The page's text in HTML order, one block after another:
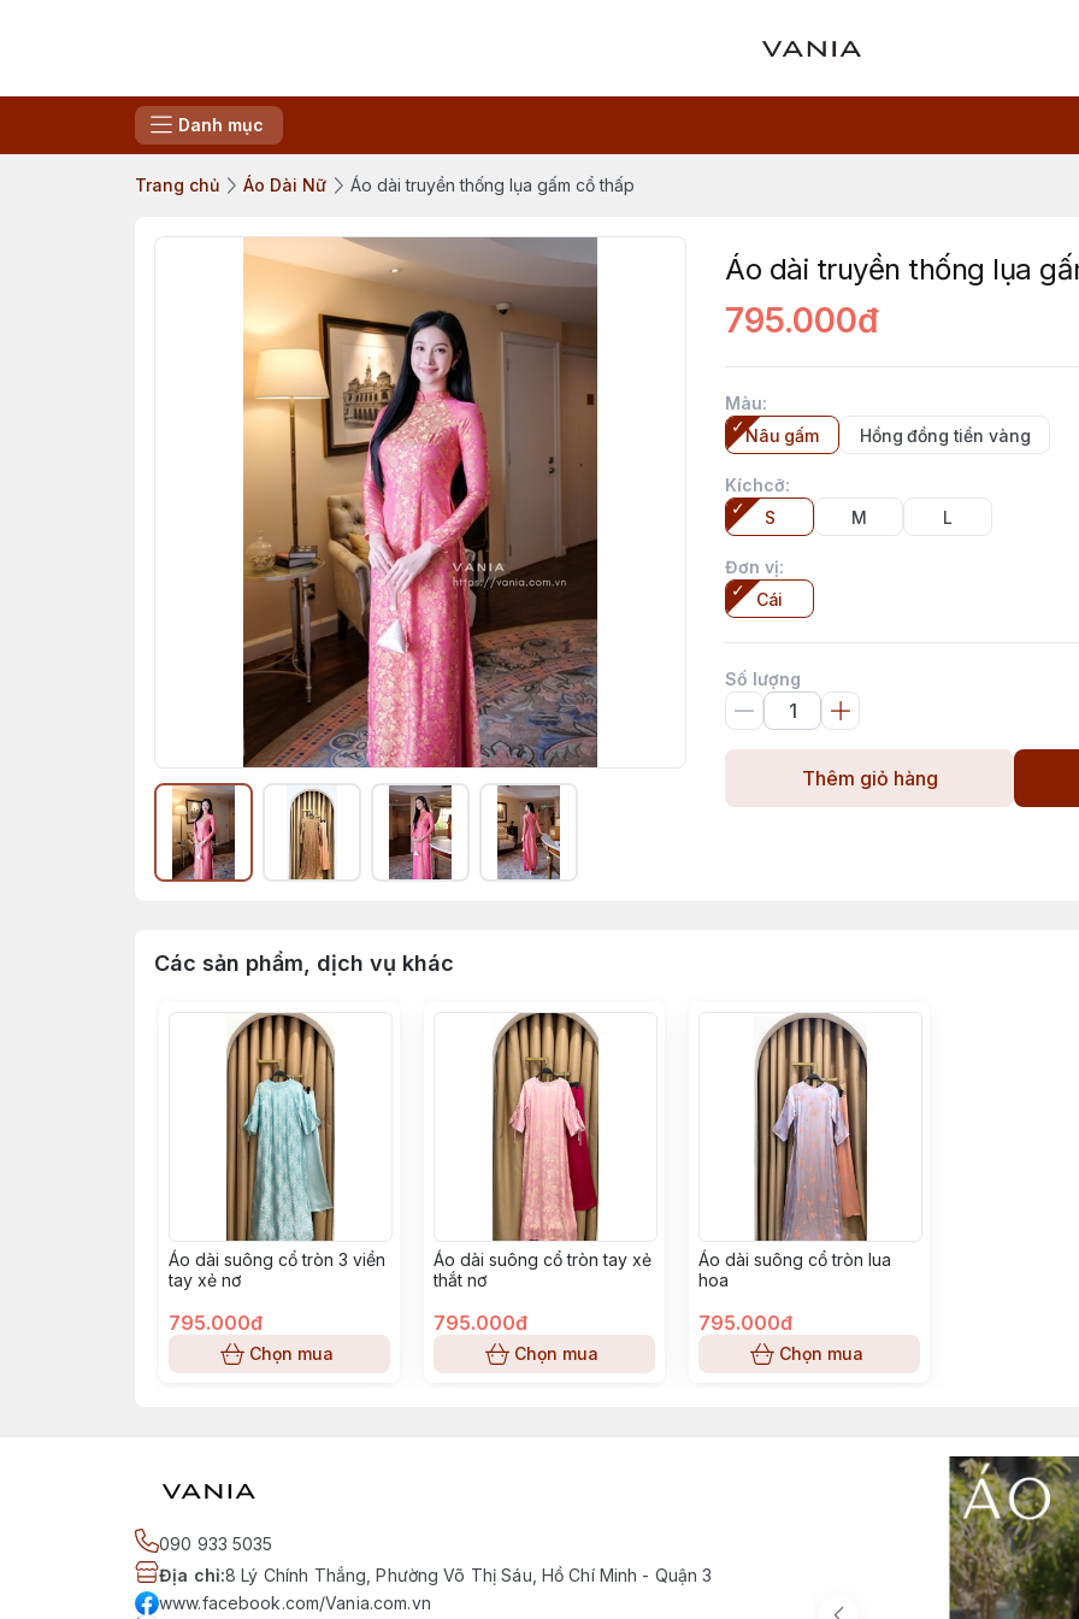
Danh mục
Trang chủ Áo Dài Nữ Áo dài truyền thống lụa gấm cổ thấp
Áo dài truyền thống lụa
795.000đ
Màu:
Nâu gấm
Hồng đồng tiền vàng
Kíchcỡ:
S
M L
Đơn vị:
Cái
Số lượng
Thêm giỏ hàng
Các sản phẩm, dịch vụ khác
Áo dài suông cổ tròn 3 viền
tay xẻ nơ
795.000đ
Chọn mua
Áo dài suông cổ tròn tay xẻ
thắt nơ
795.000đ
Chọn mua
Áo dài suông cổ tròn lua
hoa
795.000đ
Chọn mua
090 933 5035
Địa chỉ:8 Lý Chính Thắng, Phường Võ Thị Sáu, Hồ Chí Minh - Quận 3
www.facebook.com/Vania.com.vn